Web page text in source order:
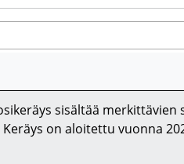
sisältää
on aloitettu vuonna